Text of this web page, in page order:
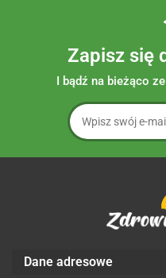
Zapisz się
I bądź na bieżąco
Dane adresowe